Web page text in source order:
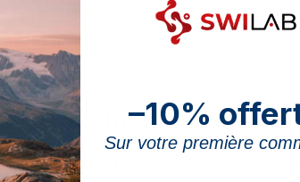
um
Ihre Wahl zu optimieren. Sind
Rezeptur zu bereichern ?
Ihrem Multivitamin
für den Erhalt Ihrer Vitalität und
–10%
Sur votre première